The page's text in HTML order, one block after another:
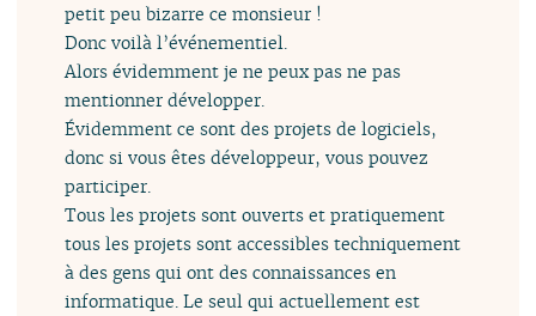
petit peu bizarre ce monsieur !
Donc voilà l’événementiel.
Alors évidemment je ne peux pas ne pas
mentionner développer.
Évidemment ce sont des projets de logiciels,
donc si vous êtes développeur, vous pouvez
participer.
Tous les projets sont ouverts et pratiquement
tous les projets sont accessibles techniquement
à des gens qui ont des connaissances en
informatique. Le seul qui actuellement est